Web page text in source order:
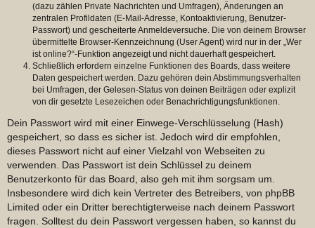
(dazu zählen Private Nachrichten und Umfragen), Änderungen an
zentralen Profildaten (E-Mail-Adresse, Kontoaktivierung, Benutzer-
Passwort) und gescheiterte Anmeldeversuche. Die von deinem Browser
übermittelte Browser-Kennzeichnung (User Agent) wird nur in der „Wer
ist online?“-Funktion angezeigt und nicht dauerhaft gespeichert.
Schließlich erfordern einzelne Funktionen des Boards, dass weitere
Daten gespeichert werden. Dazu gehören dein Abstimmungsverhalten
bei Umfragen, der Gelesen-Status von deinen Beiträgen oder explizit
von dir gesetzte Lesezeichen oder Benachrichtigungsfunktionen.
Dein Passwort wird mit einer Einwege-Verschlüsselung (Hash)
gespeichert, so dass es sicher ist. Jedoch wird dir empfohlen,
dieses Passwort nicht auf einer Vielzahl von Webseiten zu
verwenden. Das Passwort ist dein Schlüssel zu deinem
Benutzerkonto für das Board, also geh mit ihm sorgsam um.
Insbesondere wird dich kein Vertreter des Betreibers, von phpBB
Limited oder ein Dritter berechtigterweise nach deinem Passwort
fragen. Solltest du dein Passwort vergessen haben, so kannst du